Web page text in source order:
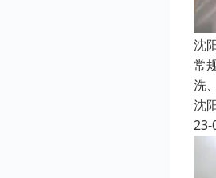
沈
常
洗
沈
23-